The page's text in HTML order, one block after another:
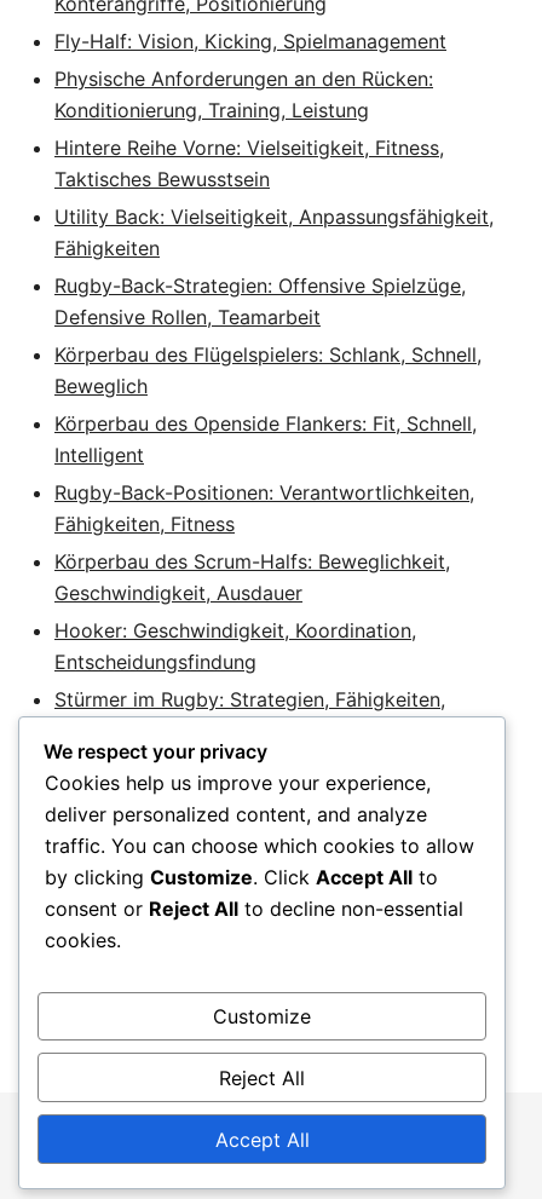
Fly-Half: Vision, Kicking, Spielmanagement
Physische Anforderungen an den Rücken:
Konditionierung, Training, Leistung
Hintere Reihe Vorne: Vielseitigkeit, Fitness,
Taktisches Bewusstsein
Utility Back: Vielseitigkeit, Anpassungsfähigkeit,
Fähigkeiten
Rugby-Back-Strategien: Offensive Spielzüge,
Defensive Rollen, Teamarbeit
Körperbau des Flügelspielers: Schlank, Schnell,
Beweglich
Körperbau des Openside Flankers: Fit, Schnell,
Intelligent
Rugby-Back-Positionen: Verantwortlichkeiten,
Fähigkeiten, Fitness
Körperbau des Scrum-Halfs: Beweglichkeit,
Geschwindigkeit, Ausdauer
Hooker: Geschwindigkeit, Koordination,
Entscheidungsfindung
Stürmer im Rugby: Strategien, Fähigkeiten,
Categories
Positionsspezifische Körpertypen
Rugby-Angreifer
© 2026 handverbrennung.de. Proudly powered by
Botiga
We respect your privacy
Cookies help us improve your experience,
deliver personalized content, and analyze
traffic. You can choose which cookies to allow
by clicking Customize. Click Accept All to
consent or Reject All to decline non-essential
cookies.
Customize
Reject All
Accept All